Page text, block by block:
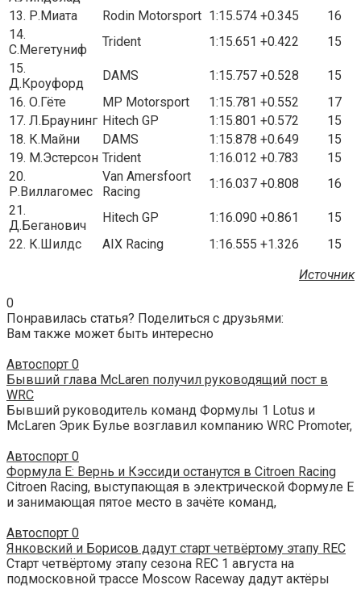
13. Р.Миата
Rodin Motorsport 1:15.574 +0.345
16
14.
С.Мегетуниф
Trident 1:15.651 +0.422
15
15.
Д.Кроуфорд
DAMS 1:15.757 +0.528
15
16. О.Гёте
MP Motorsport 1:15.781 +0.552
17
17. Л.Браунинг Hitech GP 1:15.801 +0.572
15
18. К.Майни
DAMS 1:15.878 +0.649
15
19. М.Эстерсон Trident 1:16.012 +0.783
15
20.
Р.Виллагомес
Van Amersfoort
Racing
1:16.037 +0.808
16
21.
Д.Беганович
Hitech GP 1:16.090 +0.861
15
22. К.Шилдс
AIX Racing 1:16.555 +1.326
15
Источник
0
Понравилась статья? Поделиться с друзьями:
Вам также может быть интересно
Автоспорт 0
Бывший глава McLaren получил руководящий пост в
WRC
Бывший руководитель команд Формулы 1 Lotus и
McLaren Эрик Булье возглавил компанию WRC Promoter,
Автоспорт 0
Формула Е: Вернь и Кэссиди останутся в Citroen Racing
Citroen Racing, выступающая в электрической Формуле Е
и занимающая пятое место в зачёте команд,
Автоспорт 0
Янковский и Борисов дадут старт четвёртому этапу REC
Старт четвёртому этапу сезона REC 1 августа на
подмосковной трассе Moscow Raceway дадут актёры